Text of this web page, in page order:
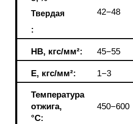
Твердая
:
42−48
HB, кгс/мм²: 45−55
E, кгс/мм²: 1−3
Температура
отжига,
°С:
450−600